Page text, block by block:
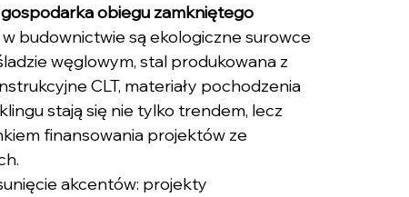
gospodarka obiegu zamkniętego
budownictwie są ekologiczne surowce
węglowym, stal produkowana z
CLT, materiały pochodzenia
stają się nie tylko trendem, lecz
finansowania projektów ze
akcentów: projekty